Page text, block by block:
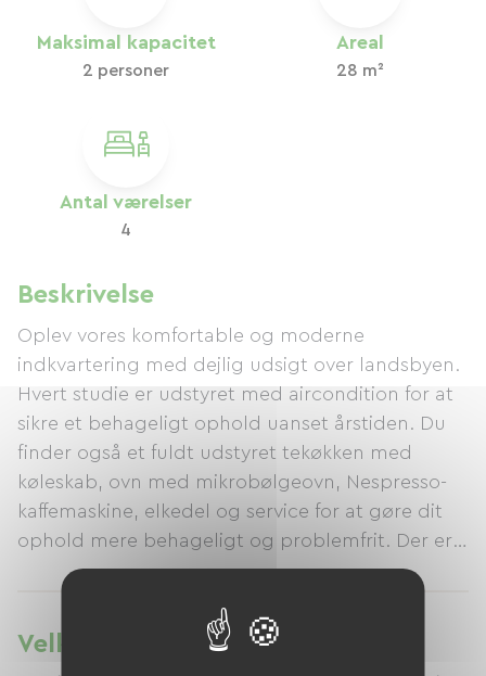
Maksimal kapacitet
2 personer
Areal
28 m²
Antal værelser
4
Beskrivelse
Oplev vores komfortable og moderne
indkvartering med dejlig udsigt over landsbyen.
Hvert studie er udstyret med aircondition for at
sikre et behageligt ophold uanset årstiden. Du
finder også et fuldt udstyret tekøkken med
køleskab, ovn med mikrobølgeovn, Nespresso-
kaffemaskine, elkedel og service for at gøre dit
ophold mere behageligt og problemfrit. Der er
et fladskærms-tv til afslapning efter en travl dag,
hårtørrer sikrer din fulde komfort. Beliggende i
hjertet af landsbyen har du alle faciliteter inden
Velkommen til cykelrejsende